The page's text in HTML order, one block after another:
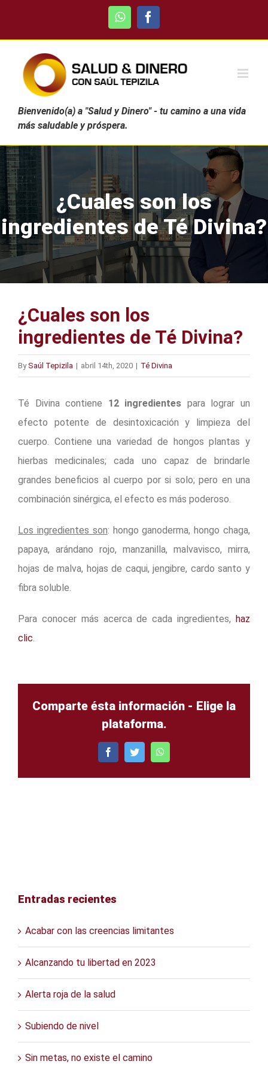
WhatsAppFacebook
Bienvenido(a) a "Salud y Dinero" - tu camino a una vida
más saludable y próspera.
¿Cuales son los
ingredientes de Té Divina?
¿Cuales son los
ingredientes de Té Divina?
BySaúl Tepizila | abril 14th, 2020 | Té Divina
Té Divina contiene 12 ingredientes para lograr un
efecto potente de desintoxicación y limpieza del
cuerpo. Contiene una variedad de hongos plantas y
hierbas medicinales; cada uno capaz de brindarle
grandes beneficios al cuerpo por si solo; pero en una
combinación sinérgica, el efecto es más poderoso.
Los ingredientes son: hongo ganoderma, hongo chaga,
papaya, arándano rojo, manzanilla, malvavisco, mirra,
hojas de malva, hojas de caqui, jengibre, cardo santo y
fibra soluble.
Para conocer más acerca de cada ingredientes, haz
clic.
Comparte ésta información - Elige la
plataforma.
FacebookTwitterWhatsApp
Entradas recientes
Acabar con las creencias limitantes
Alcanzando tu libertad en 2023
Alerta roja de la salud
Subiendo de nivel
Sin metas, no existe el camino